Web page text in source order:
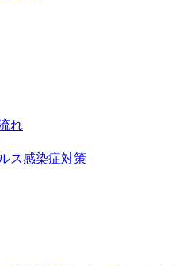
れ
ス感染症対策